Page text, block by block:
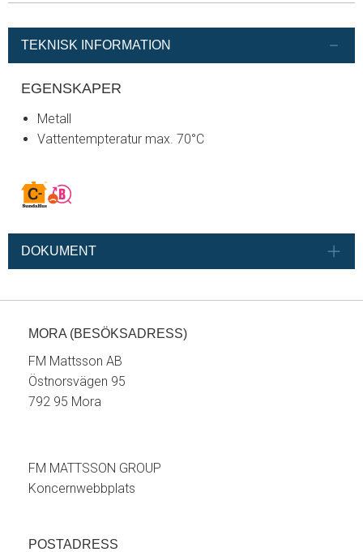
TEKNISK INFORMATION
EGENSKAPER
Metall
Vattentempteratur max. 70°C
DOKUMENT
MORA (BESÖKSADRESS)
FM Mattsson AB
Östnorsvägen 95
792 95 Mora
FM MATTSSON GROUP
Koncernwebbplats
POSTADRESS